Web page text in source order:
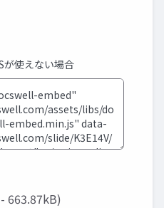
が使えない場合
663.87kB)